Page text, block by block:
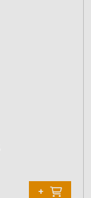
+